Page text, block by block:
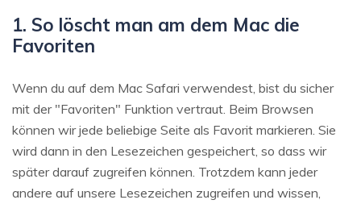
1. So löscht man am dem Mac die
Favoriten
Wenn du auf dem Mac Safari verwendest, bist du sicher
mit der "Favoriten" Funktion vertraut. Beim Browsen
können wir jede beliebige Seite als Favorit markieren. Sie
wird dann in den Lesezeichen gespeichert, so dass wir
später darauf zugreifen können. Trotzdem kann jeder
andere auf unsere Lesezeichen zugreifen und wissen,